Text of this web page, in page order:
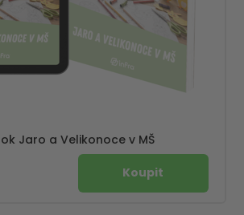
Jaro a Velikonoce v MŠ